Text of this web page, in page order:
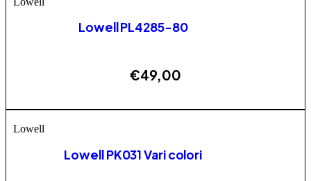
Lowell PL4285-80
€49,00
Lowell
Lowell PK031 Vari colori